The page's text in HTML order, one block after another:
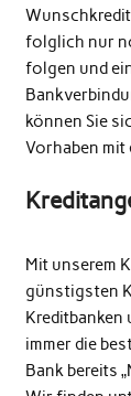
folglich nur
folgen und
können Sie
Vorhaben
Mit unserem
günstigsten
Kreditbanken
immer die
Bank bereits